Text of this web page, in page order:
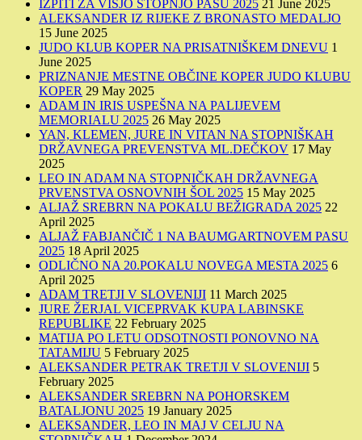
IZPITI ZA VIŠJO STOPNJO PASU 2025 21 June 2025
ALEKSANDER IZ RIJEKE Z BRONASTO MEDALJO
15 June 2025
JUDO KLUB KOPER NA PRISATNIŠKEM DNEVU 1
June 2025
PRIZNANJE MESTNE OBČINE KOPER JUDO KLUBU
KOPER 29 May 2025
ADAM IN IRIS USPEŠNA NA PALIJEVEM
MEMORIALU 2025 26 May 2025
YAN, KLEMEN, JURE IN VITAN NA STOPNIŠKAH
DRŽAVNEGA PREVENSTVA ML.DEČKOV 17 May
2025
LEO IN ADAM NA STOPNIČKAH DRŽAVNEGA
PRVENSTVA OSNOVNIH ŠOL 2025 15 May 2025
ALJAŽ SREBRN NA POKALU BEŽIGRADA 2025 22
April 2025
ALJAŽ FABJANČIČ 1 NA BAUMGARTNOVEM PASU
2025 18 April 2025
ODLIČNO NA 20.POKALU NOVEGA MESTA 2025 6
April 2025
ADAM TRETJI V SLOVENIJI 11 March 2025
JURE ŽERJAL VICEPRVAK KUPA LABINSKE
REPUBLIKE 22 February 2025
MATIJA PO LETU ODSOTNOSTI PONOVNO NA
TATAMIJU 5 February 2025
ALEKSANDER PETRAK TRETJI V SLOVENIJI 5
February 2025
ALEKSANDER SREBRN NA POHORSKEM
BATALJONU 2025 19 January 2025
ALEKSANDER, LEO IN MAJ V CELJU NA